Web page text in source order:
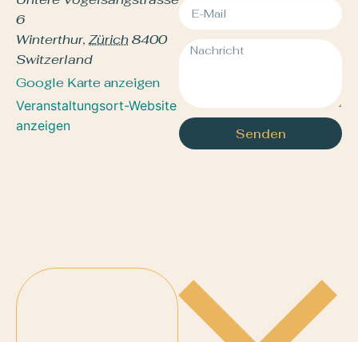
6
Winterthur, Zürich8400
Switzerland
Google Karte anzeigen
Veranstaltungsort-Website
anzeigen
Senden